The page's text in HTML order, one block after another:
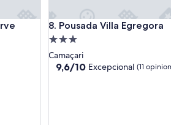
8. Pousada Villa Egregora
Pousada Villa Egregora
Propiedad
de
3.0
Camaçari
9.6
9,6/10 Excepcional (11